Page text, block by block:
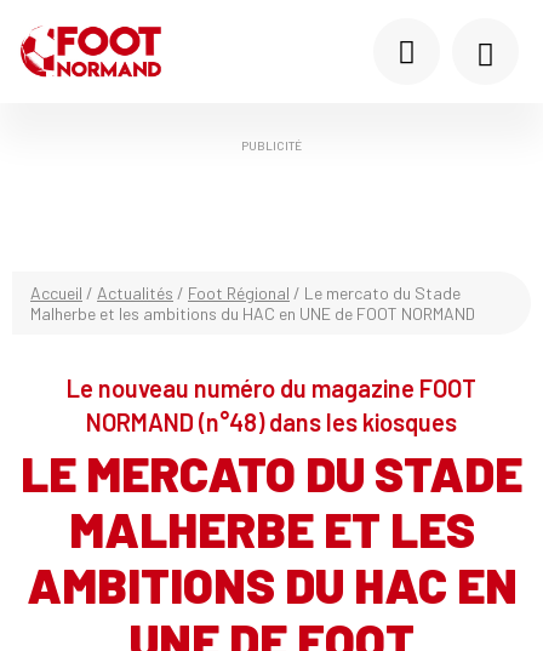
PUBLICITÉ
Accueil / Actualités / Foot Régional / Le mercato du Stade
Malherbe et les ambitions du HAC en UNE de FOOT NORMAND
Le nouveau numéro du magazine FOOT
NORMAND (n°48) dans les kiosques
LE MERCATO DU STADE
MALHERBE ET LES
AMBITIONS DU HAC EN